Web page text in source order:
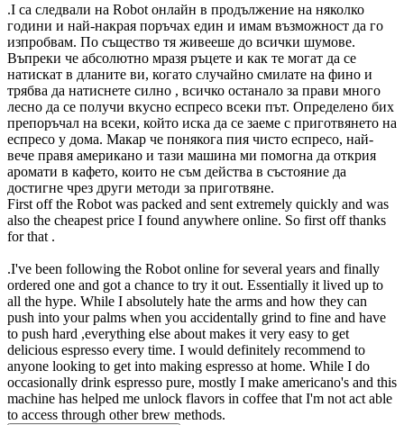
.I са следвали на Robot онлайн в продължение на няколко
години и най-накрая поръчах един и имам възможност да го
изпробвам. По същество тя живееше до всички шумове.
Въпреки че абсолютно мразя ръцете и как те могат да се
натискат в дланите ви, когато случайно смилате на фино и
трябва да натиснете силно , всичко останало за прави много
лесно да се получи вкусно еспресо всеки път. Определено бих
препоръчал на всеки, който иска да се заеме с приготвянето на
еспресо у дома. Макар че понякога пия чисто еспресо, най-
вече правя американо и тази машина ми помогна да открия
аромати в кафето, които не съм действа в състояние да
достигне чрез други методи за приготвяне.
First off the Robot was packed and sent extremely quickly and was
also the cheapest price I found anywhere online. So first off thanks
for that .
.I've been following the Robot online for several years and finally
ordered one and got a chance to try it out. Essentially it lived up to
all the hype. While I absolutely hate the arms and how they can
push into your palms when you accidentally grind to fine and have
to push hard ,everything else about makes it very easy to get
delicious espresso every time. I would definitely recommend to
anyone looking to get into making espresso at home. While I do
occasionally drink espresso pure, mostly I make americano's and this
machine has helped me unlock flavors in coffee that I'm not act able
to access through other brew methods.